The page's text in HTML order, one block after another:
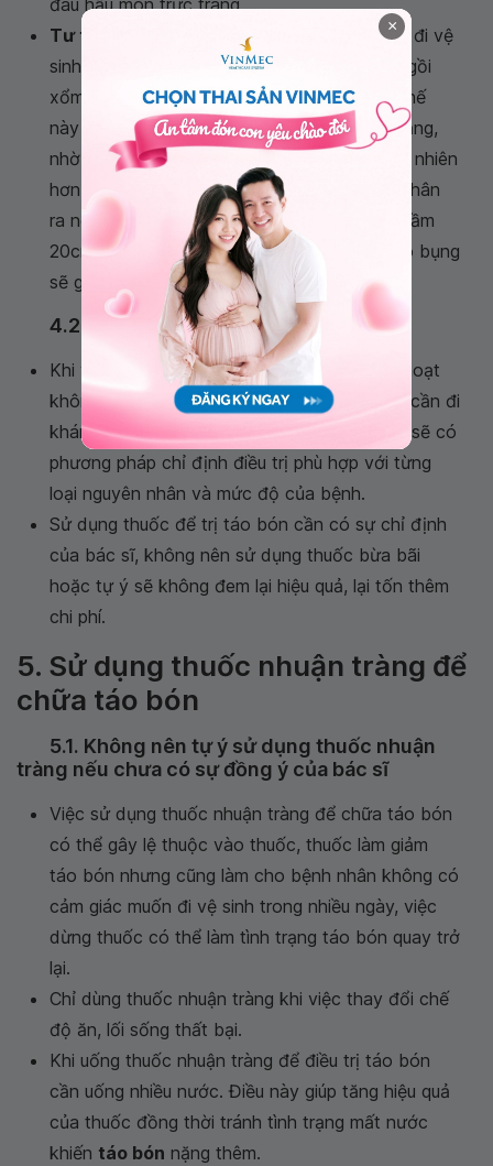
đau hậu môn trực tràng,...
Tư thế ngồi đúng khi đi vệ sinh:
Có 2 cách đi vệ
sinh chính là ngồi xổm và ngồi bệt. Tư thế ngồi
xổm là tư thế ngồi vệ sinh tốt, bởi khi ở tư thế
này đường ống hậu môn sẽ ở một tư thế thẳng,
nhờ đó mà phân được đẩy ra dễ dàng và tự nhiên
hơn, bạn cũng không tốn nhiều sức để rặn phân
ra ngoài. Nếu ngồi bệt nên kê một ghế cao tầm
20cm ở chân để nâng cao chân, gấp đùi vào bụng
sẽ giúp việc đi vệ sinh dễ dàng hơn.
4.2 Điều trị táo bón theo nguyên nhân
Khi việc thay đổi lối sống và thói quen sinh hoạt
không giúp tình trạng táo bón cải thiện, bạn cần đi
khám để tìm hiểu nguyên nhân, từ đó bác sĩ sẽ có
phương pháp chỉ định điều trị phù hợp với từng
loại nguyên nhân và mức độ của bệnh.
Sử dụng thuốc để trị táo bón cần có sự chỉ định
của bác sĩ, không nên sử dụng thuốc bừa bãi
hoặc tự ý sẽ không đem lại hiệu quả, lại tốn thêm
chi phí.
5. Sử dụng thuốc nhuận tràng để
chữa táo bón
5.1. Không nên tự ý sử dụng thuốc nhuận
tràng nếu chưa có sự đồng ý của bác sĩ
Việc sử dụng thuốc nhuận tràng để chữa táo bón
có thể gây lệ thuộc vào thuốc, thuốc làm giảm
táo bón nhưng cũng làm cho bệnh nhân không có
cảm giác muốn đi vệ sinh trong nhiều ngày, việc
dừng thuốc có thể làm tình trạng táo bón quay trở
lại.
Chỉ dùng thuốc nhuận tràng khi việc thay đổi chế
độ ăn, lối sống thất bại.
Khi uống thuốc nhuận tràng để điều trị táo bón
cần uống nhiều nước. Điều này giúp tăng hiệu quả
của thuốc đồng thời tránh tình trạng mất nước
khiến táo bón nặng thêm.
×